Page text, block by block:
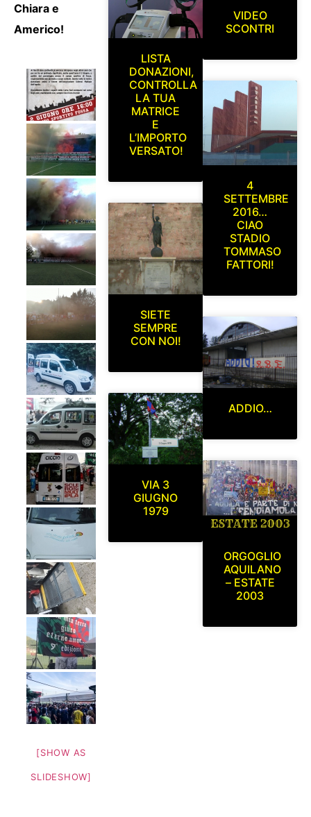
Chiara e
Americo!
[SHOW AS
SLIDESHOW]
LISTA
DONAZIONI,
CONTROLLA
LA TUA
MATRICE
E
L’IMPORTO
VERSATO!
SIETE
SEMPRE
CON NOI!
VIA 3
GIUGNO
1979
VIDEO
SCONTRI
4
SETTEMBRE
2016…
CIAO
STADIO
TOMMASO
FATTORI!
ADDIO…
ORGOGLIO
AQUILANO
– ESTATE
2003